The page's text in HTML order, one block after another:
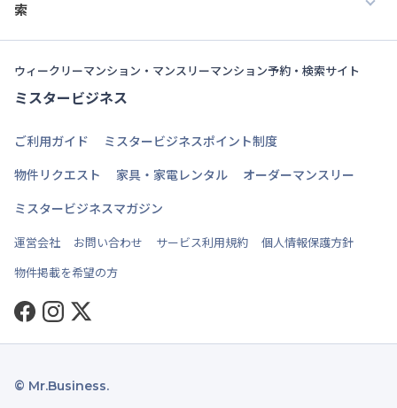
索
ウィークリーマンション・マンスリーマンション予約・検索サイト
ミスタービジネス
ご利用ガイド
ミスタービジネスポイント制度
物件リクエスト
家具・家電レンタル
オーダーマンスリー
ミスタービジネスマガジン
運営会社 お問い合わせ サービス利用規約
個人情報保護方針
物件掲載を希望の方
Facebook
Instagram
Twitter
© Mr.Business.